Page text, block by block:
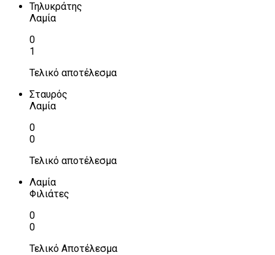
Τηλυκράτης
Λαμία
0
1
Τελικό αποτέλεσμα
Σταυρός
Λαμία
0
0
Τελικό αποτέλεσμα
Λαμία
Φιλιάτες
0
0
Τελικό Αποτέλεσμα